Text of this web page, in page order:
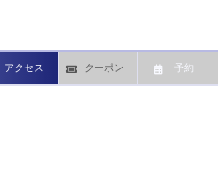
アクセス クーポン 予約